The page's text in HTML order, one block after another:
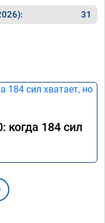
31
когда 184 сил